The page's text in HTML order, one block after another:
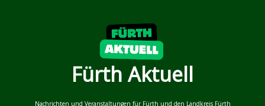
Fürth Aktuell
Nachrichten und Veranstaltungen für Fürth und den Landkreis Fürth